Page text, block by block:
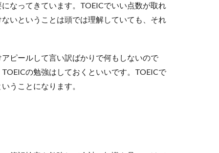
ってアリ？イマドキの面接事情
ンプー用手袋について
なってきています。TOEICでいい点数が取れ
いということは頭では理解していても、それ
ピールして言い訳ばかりで何もしないので
の勉強はしておくといいです。TOEICで
うことになります。